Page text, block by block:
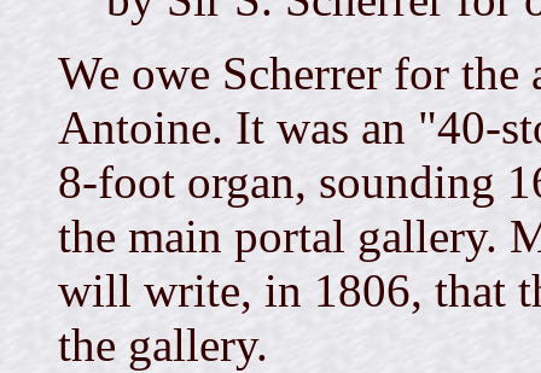
We owe Scherrer for the
Antoine. It was an "40-
8-foot organ, sounding
the main portal gallery.
will write, in 1806, that
the gallery.